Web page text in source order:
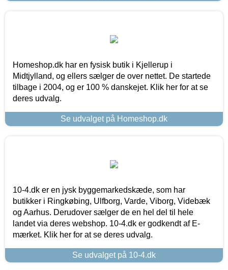
Homeshop.dk har en fysisk butik i Kjellerup i
Midtjylland, og ellers sælger de over nettet. De startede
tilbage i 2004, og er 100 % danskejet. Klik her for at se
deres udvalg.
Se udvalget på Homeshop.dk
10-4.dk er en jysk byggemarkedskæde, som har
butikker i Ringkøbing, Ulfborg, Varde, Viborg, Videbæk
og Aarhus. Derudover sælger de en hel del til hele
landet via deres webshop. 10-4.dk er godkendt af E-
mærket. Klik her for at se deres udvalg.
Se udvalget på 10-4.dk